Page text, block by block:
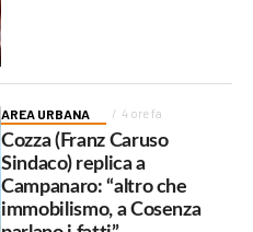
AREA URBANA 4 ore fa
Cozza (Franz Caruso
Sindaco) replica a
Campanaro: “altro che
immobilismo, a Cosenza